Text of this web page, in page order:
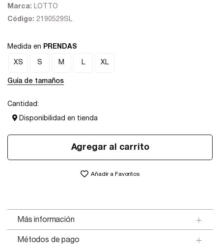
Marca: LOTTO
Código: 2190529SL
Medida en PRENDAS
XS S M L XL
Guía de tamaños
Cantidad:
Disponibilidad en tienda
Agregar al carrito
Añadir a Favoritos
Más información
Métodos de pago